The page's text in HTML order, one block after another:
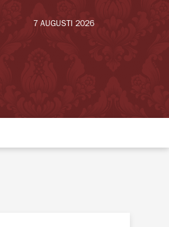
7 AUGUSTI 2026